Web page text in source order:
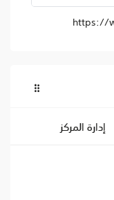
إدارة المركز